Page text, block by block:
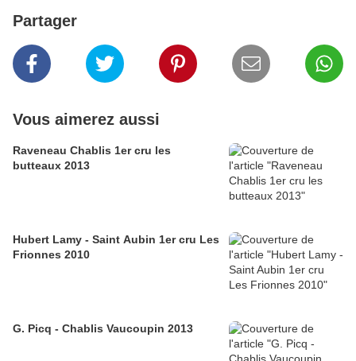
Partager
Vous aimerez aussi
Raveneau Chablis 1er cru les
butteaux 2013
Hubert Lamy - Saint Aubin 1er cru Les
Frionnes 2010
G. Picq - Chablis Vaucoupin 2013